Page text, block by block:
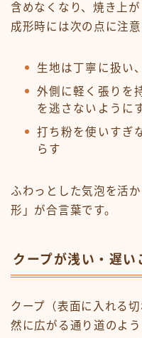
含めなくなり、焼き上
成形時には次の点に注意
生地は丁寧に扱い
外側に軽く張りを
を逃さないように
打ち粉を使いすぎ
らす
ふわっとした気泡を活
形」が合言葉です。
クープが浅い・遅い
クープ（表面に入れる
然に広がる通り道のよ